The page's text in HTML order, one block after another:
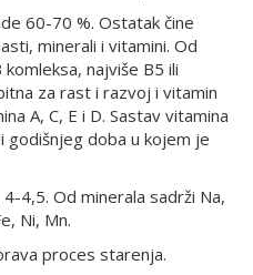
60-70 %. Ostatak čine
minerali i vitamini. Od
najviše B5 ili
za rast i razvoj i vitamin
A, C, E i D. Sastav vitamina
godišnjeg doba u kojem je
4,5. Od minerala sadrži Na,
Ni, Mn.
proces starenja.